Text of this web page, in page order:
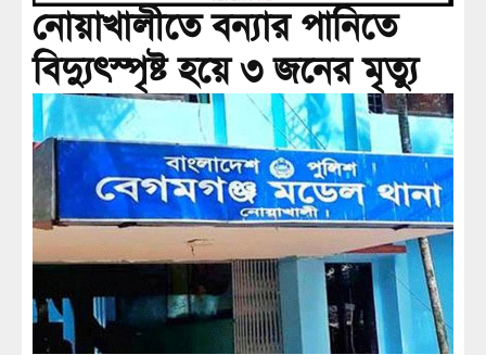
নোয়াখালীতে বন্যার পানিতে
বিদ্যুৎস্পৃষ্ট হয়ে ৩ জনের মৃত্যু